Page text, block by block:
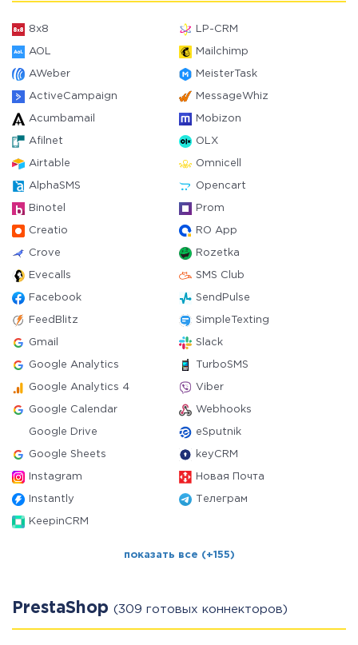
8x8 LP-CRM
AOL Mailchimp
AWeber MeisterTask
ActiveCampaign MessageWhiz
Acumbamail Mobizon
Afilnet OLX
Airtable Omnicell
AlphaSMS Opencart
Binotel Prom
Creatio RO App
Crove Rozetka
Evecalls SMS Club
Facebook SendPulse
FeedBlitz SimpleTexting
Gmail Slack
Google Analytics TurboSMS
Google Analytics 4 Viber
Google Calendar Webhooks
Google Drive eSputnik
Google Sheets keyCRM
Instagram Новая Почта
Instantly Телеграм
KeepinCRM
показать все (+155)
PrestaShop (309 готовых коннекторов)